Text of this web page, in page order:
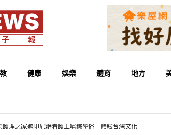
健康 娛樂 體育 地方
護理之家邀印尼籍看護工嚐粽學俗 體驗台灣文化